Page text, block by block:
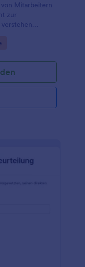
Mitarbeitern
zur
Sie Online-